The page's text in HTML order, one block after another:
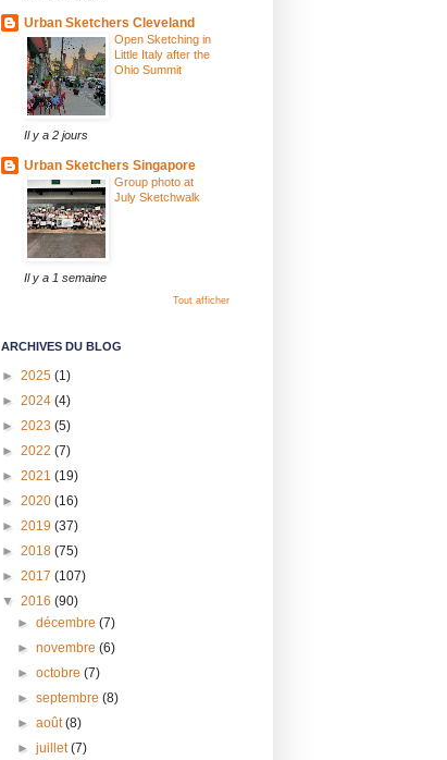
Urban Sketchers Cleveland
Open Sketching in
Little Italy after the
Ohio Summit
Il y a 2 jours
Urban Sketchers Singapore
Group photo at
July Sketchwalk
Il y a 1 semaine
Tout afficher
ARCHIVES DU BLOG
► 2025 (1)
► 2024 (4)
► 2023 (5)
► 2022 (7)
► 2021 (19)
► 2020 (16)
► 2019 (37)
► 2018 (75)
► 2017 (107)
▼ 2016 (90)
►décembre(7)
►novembre(6)
►octobre(7)
►septembre(8)
►août(8)
►juillet(7)